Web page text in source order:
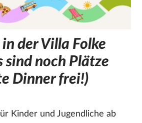
der Villa Folke
sind noch Plätze
Dinner frei!)
Kinder und Jugendliche ab